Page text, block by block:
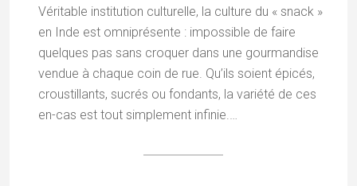
Véritable institution culturelle, la culture du « snack »
en Inde est omniprésente : impossible de faire
quelques pas sans croquer dans une gourmandise
vendue à chaque coin de rue. Qu’ils soient épicés,
croustillants, sucrés ou fondants, la variété de ces
en-cas est tout simplement infinie.…